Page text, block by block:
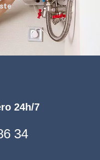
24h/7
34